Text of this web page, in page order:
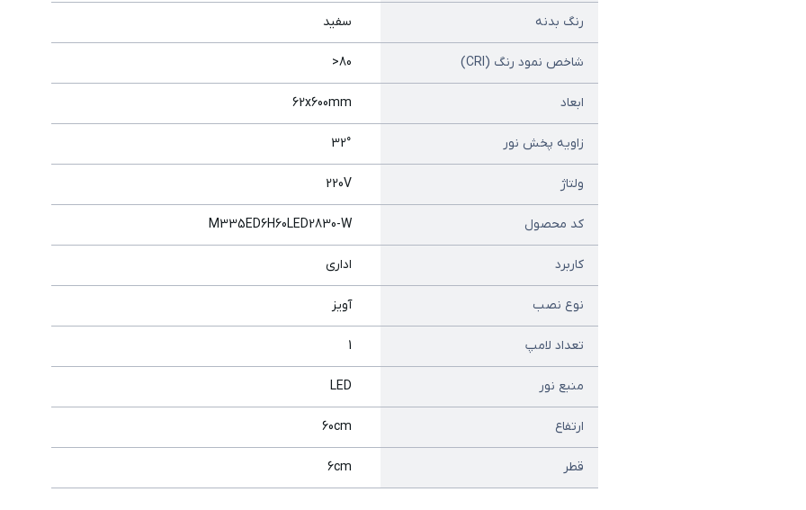
رنگ بدنه سفید
شاخص نمود رنگ (CRI) 80<
ابعاد 62x600mm
زاویه پخش نور 32°
ولتاژ 220V
کد محصول M335ED6H60LED2830-W
کاربرد اداری
نوع نصب آویز
تعداد لامپ 1
منبع نور LED
ارتفاع 60cm
قطر 6cm